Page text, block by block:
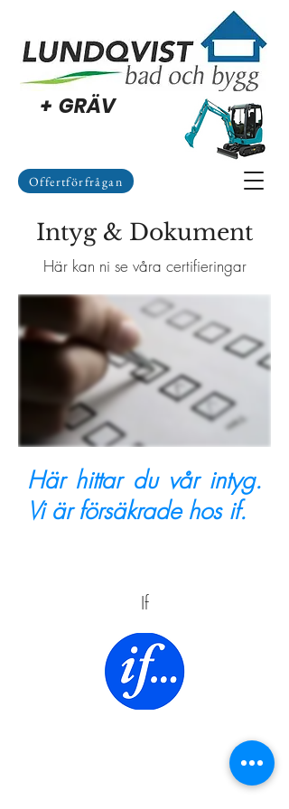
Offertförfrågan
+ GRÄV
Intyg & Dokument
Här kan ni se våra certifieringar
Här hittar du vår intyg.
Vi är försäkrade hos if.
If